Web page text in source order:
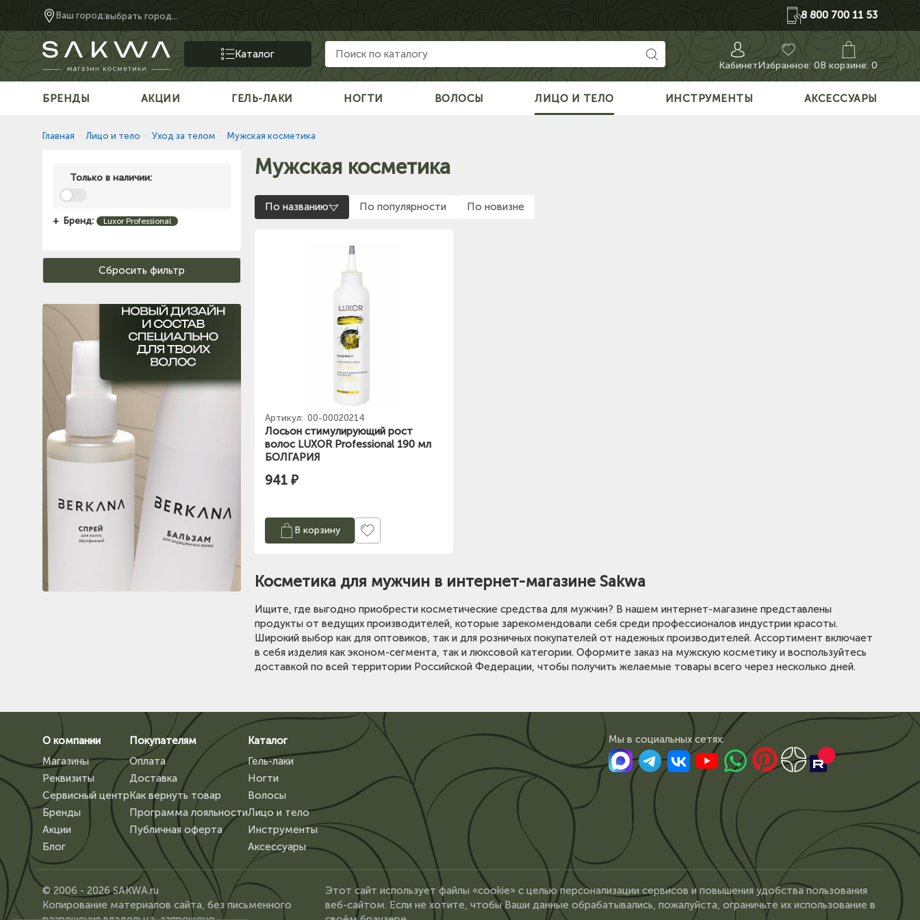
Ваш город:выбрать город... 8 800 700 11 53
Каталог
КабинетИзбранное:0В корзине: 0
БРЕНДЫ АКЦИИ ГЕЛЬ-ЛАКИ НОГТИ ВОЛОСЫ ЛИЦО И ТЕЛО ИНСТРУМЕНТЫ АКСЕССУАРЫ
Главная Лицо и тело Уход за телом Мужская косметика
Только в наличии:
Бренд: Luxor Professional
Мужская косметика
По названию По популярности По новизне
Артикул: 00-00020214
Лосьон стимулирующий рост
волос LUXOR Professional 190 мл
БОЛГАРИЯ
941 ₽
В корзину
Косметика для мужчин в интернет-магазине Sakwa
Ищите, где выгодно приобрести косметические средства для мужчин? В нашем интернет-магазине представлены
продукты от ведущих производителей, которые зарекомендовали себя среди профессионалов индустрии красоты.
Широкий выбор как для оптовиков, так и для розничных покупателей от надежных производителей. Ассортимент включает
в себя изделия как эконом-сегмента, так и люксовой категории. Оформите заказ на мужскую косметику и воспользуйтесь
доставкой по всей территории Российской Федерации, чтобы получить желаемые товары всего через несколько дней.
О компании
Магазины
Реквизиты
Сервисный центр
Бренды
Акции
Блог
Покупателям
Оплата
Доставка
Как вернуть товар
Программа лояльности
Публичная оферта
Каталог
Гель-лаки
Ногти
Волосы
Лицо и тело
Инструменты
Аксессуары
Мы в сoциальных сетях:
© 2006 - 2026 SAKWA.ru
Копирование материалов сайта, без письменного
Этот сайт использует файлы «cookie» с целью персонализации сервисов и повышения удобства пользования
веб-сайтом. Если не хотите, чтобы Ваши данные обрабатывались, пожалуйста, ограничьте их использование в